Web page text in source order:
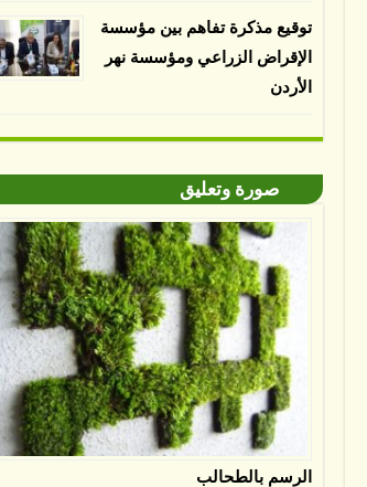
توقيع مذكرة تفاهم بين مؤسسة
الإقراض الزراعي ومؤسسة نهر
الأردن
صورة وتعليق
الرسم بالطحالب